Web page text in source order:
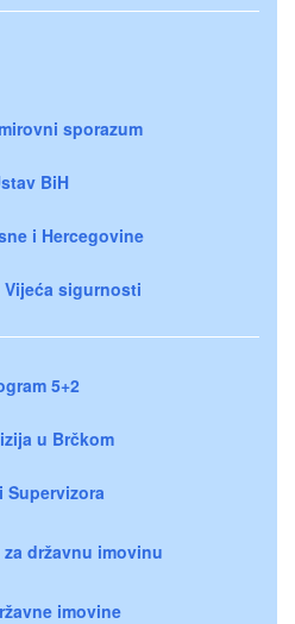
sporazum
BiH
i Hercegovine
Vijeća sigurnosti
5+2
u Brčkom
Supervizora
državnu imovinu
imovine